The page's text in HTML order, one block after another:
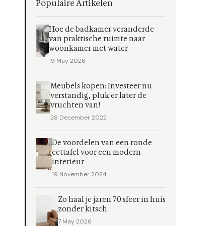
Populaire Artikelen
Hoe de badkamer veranderde
van praktische ruimte naar
woonkamer met water
19 May 2026
Meubels kopen: Investeer nu
verstandig, pluk er later de
vruchten van!
28 December 2022
De voordelen van een ronde
eettafel voor een modern
interieur
19 November 2024
Zo haal je jaren 70 sfeer in huis
zonder kitsch
7 May 2026